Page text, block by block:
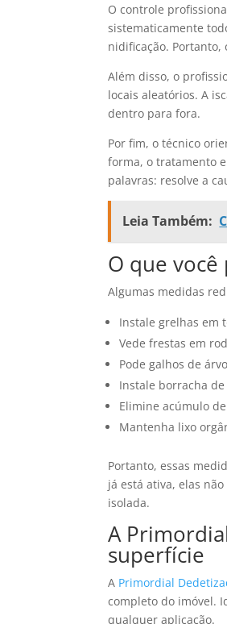
O controle
sistematicamente
nidificação.
Além disso, o
locais aleatórios. A
dentro para fora.
Por fim, o técnico
forma, o tratamento
palavras: resolve a
Leia Também:
O que
Algumas medidas
Instale grelhas em
Vede frestas em
Pode galhos de
Instale borracha
Elimine acúmulo
Mantenha lixo
Portanto, essas
já está ativa, elas
isolada.
A
superfície
A Primordial
completo do imóvel.
qualquer aplicação.